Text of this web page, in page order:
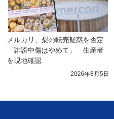
メルカリ、梨の転売疑惑を否定
「誹謗中傷はやめて」　生産者
を現地確認
2026年8月5日